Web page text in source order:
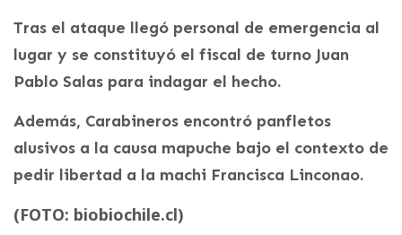
Tras el ataque llegó personal de emergencia al
lugar y se constituyó el fiscal de turno Juan
Pablo Salas para indagar el hecho.
Además, Carabineros encontró panfletos
alusivos a la causa mapuche bajo el contexto de
pedir libertad a la machi Francisca Linconao.
(FOTO: biobiochile.cl)